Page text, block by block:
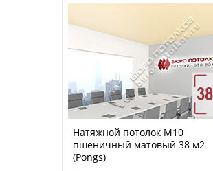
Натяжной потолок M10
пшеничный матовый 38 м2
(Pongs)